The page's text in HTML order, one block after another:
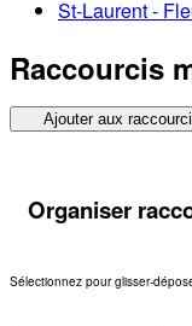
St-Laurent -
Raccourcis
Ajouter aux
Organiser
Sélectionnez pour glisser-